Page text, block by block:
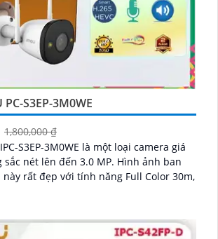
S3EP-3M0WE
1,800,000 ₫
S3EP-3M0WE là một loại camera giá
lên đến 3.0 MP. Hình ảnh ban
này rất đẹp với tính năng Full Color 30m,